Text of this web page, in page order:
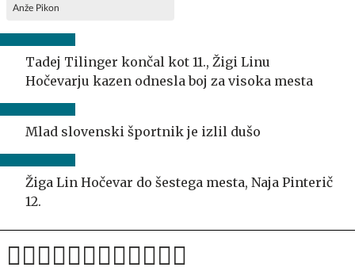
Anže Pikon
Tadej Tilinger končal kot 11., Žigi Linu
Hočevarju kazen odnesla boj za visoka mesta
Mlad slovenski športnik je izlil dušo
Žiga Lin Hočevar do šestega mesta, Naja Pinterič
12.